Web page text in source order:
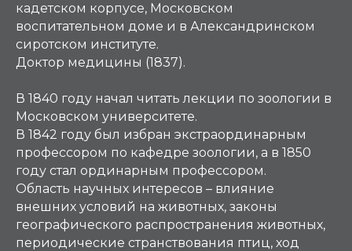
кадетском корпусе, Московском
воспитательном доме и в Александринском
сиротском институте.
Доктор медицины (1837).
В 1840 году начал читать лекции по зоологии в
Московском университете.
В 1842 году был избран экстраординарным
профессором по кафедре зоологии, а в 1850
году стал ординарным профессором.
Область научных интересов – влияние
внешних условий на животных, законы
географического распространения животных,
периодические странствования птиц, ход